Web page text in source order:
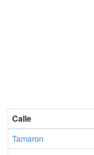
Calle
Tamaron